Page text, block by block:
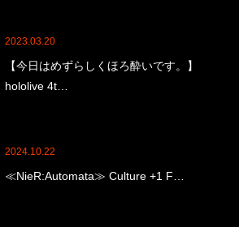
2023.03.20
【今日はめずらしくほろ酔いです。】
hololive 4t…
2024.10.22
≪NieR:Automata≫ Culture +1 F…